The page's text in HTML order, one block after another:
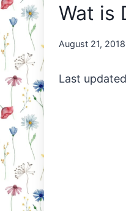
Wat is
By
August 21, 2018
Last